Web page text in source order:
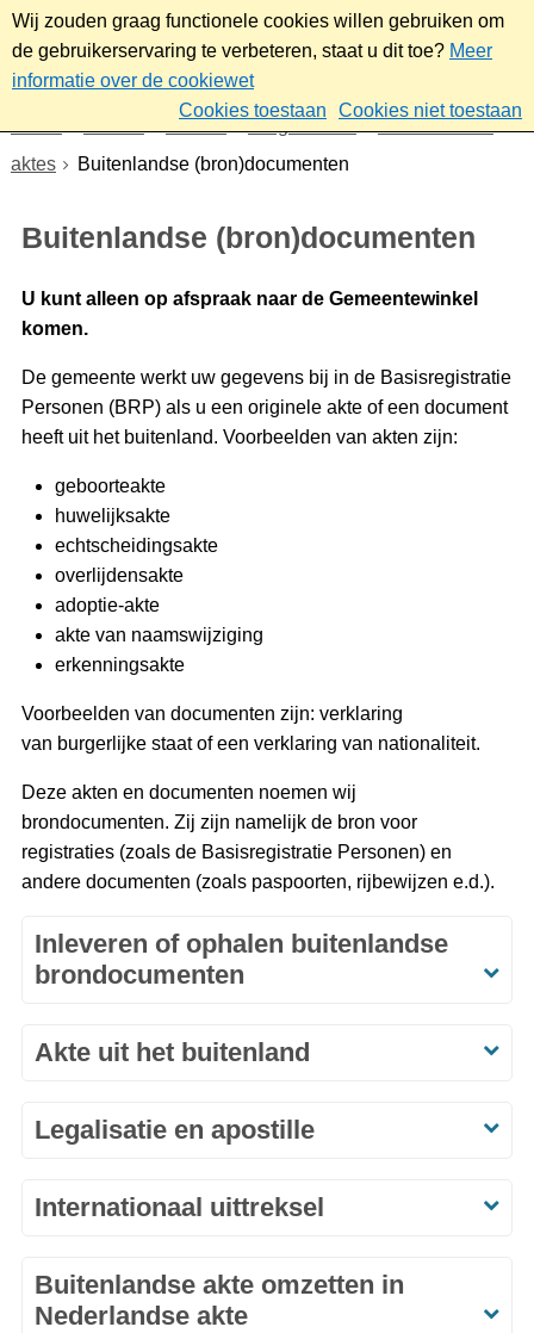
Wij zouden graag functionele cookies willen gebruiken om
de gebruikerservaring te verbeteren, staat u dit toe? Meer
informatie over de cookiewet
Cookies toestaan
Cookies niet toestaan
Wonen Burgerzaken
Uittreksels en
aktes
Buitenlandse (bron)documenten
Buitenlandse (bron)documenten
U kunt alleen op afspraak naar de Gemeentewinkel
komen.
De gemeente werkt uw gegevens bij in de Basisregistratie
Personen (BRP) als u een originele akte of een document
heeft uit het buitenland. Voorbeelden van akten zijn:
geboorteakte
huwelijksakte
echtscheidingsakte
overlijdensakte
adoptie-akte
akte van naamswijziging
erkenningsakte
Voorbeelden van documenten zijn: verklaring
van burgerlijke staat of een verklaring van nationaliteit.
Deze akten en documenten noemen wij
brondocumenten. Zij zijn namelijk de bron voor
registraties (zoals de Basisregistratie Personen) en
andere documenten (zoals paspoorten, rijbewijzen e.d.).
Inleveren of ophalen buitenlandse
brondocumenten
Akte uit het buitenland
Legalisatie en apostille
Internationaal uittreksel
Buitenlandse akte omzetten in
Nederlandse akte